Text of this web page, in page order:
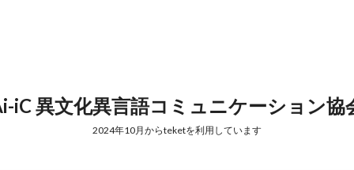
iC 異文化異言語コミュニケーション協
2024年10月からteketを利用しています